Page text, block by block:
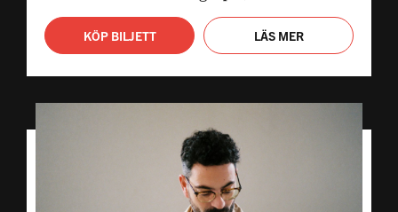
KÖP BILJETT LÄS MER